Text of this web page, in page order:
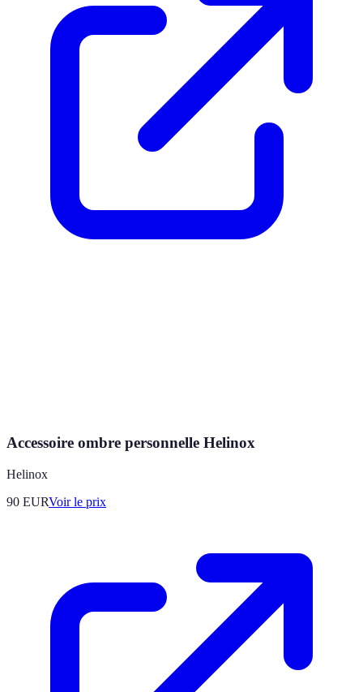
Accessoire ombre personnelle Helinox
Helinox
90 EURVoir le prix